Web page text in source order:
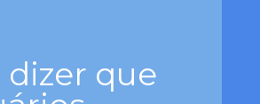
dizer que